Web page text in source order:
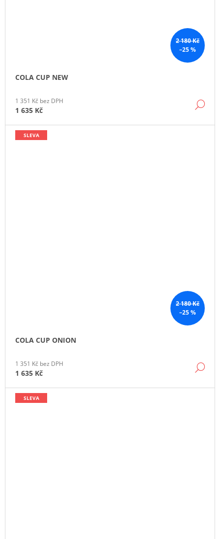
2 180 Kč
–25 %
COLA CUP NEW
1 351 Kč bez DPH
1 635 Kč
2 180 Kč
–25 %
SLEVA
COLA CUP ONION
1 351 Kč bez DPH
1 635 Kč
SLEVA